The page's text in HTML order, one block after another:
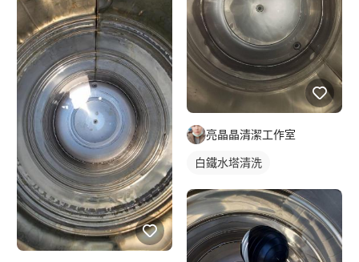
亮晶晶清潔工作室
白鐵水塔清洗